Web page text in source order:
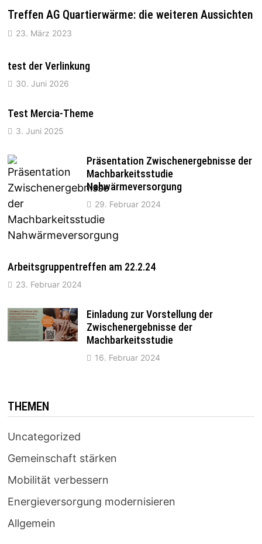
Treffen AG Quartierwärme: die weiteren Aussichten
23. März 2023
test der Verlinkung
30. Juni 2026
Test Mercia-Theme
3. Juni 2025
Präsentation Zwischenergebnisse der
Machbarkeitsstudie
Nahwärmeversorgung
29. Februar 2024
Arbeitsgruppentreffen am 22.2.24
23. Februar 2024
Einladung zur Vorstellung der
Zwischenergebnisse der
Machbarkeitsstudie
16. Februar 2024
THEMEN
Uncategorized
Gemeinschaft stärken
Mobilität verbessern
Energieversorgung modernisieren
Allgemein